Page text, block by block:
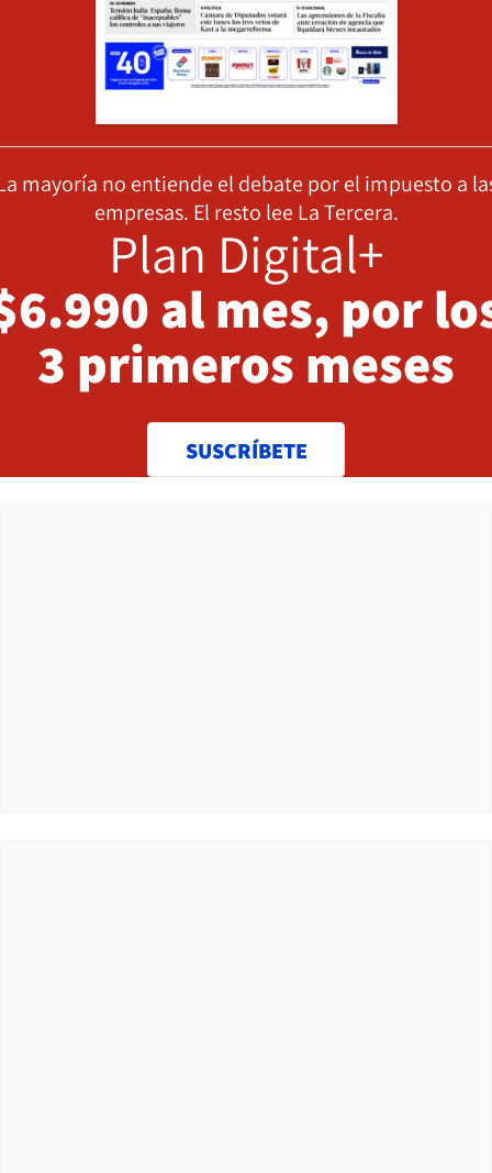
mayoría no entiende el debate por el impuesto a
empresas. El resto lee La Tercera.
Plan Digital+
al mes, por
3 primeros meses
SUSCRÍBETE